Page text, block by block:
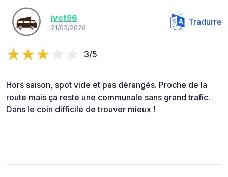
jvct56
21/05/2026
Tradurre
3/5
Hors saison, spot vide et pas dérangés. Proche de la
route mais ça reste une communale sans grand trafic.
Dans le coin difficile de trouver mieux !